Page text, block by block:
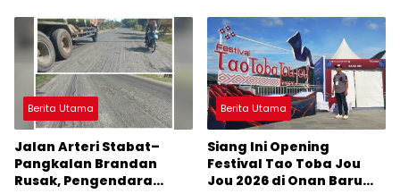
Produk Lokal agar
Terkenal
Sumber Pertumbuhan
Ekonomi Baru
Berita Utama
Jalan Arteri Stabat–
Pangkalan Brandan
Rusak, Pengendara
Berita Utama
Siang Ini Opening
Festival Tao Toba Jou
Jou 2026 di Onan Baru